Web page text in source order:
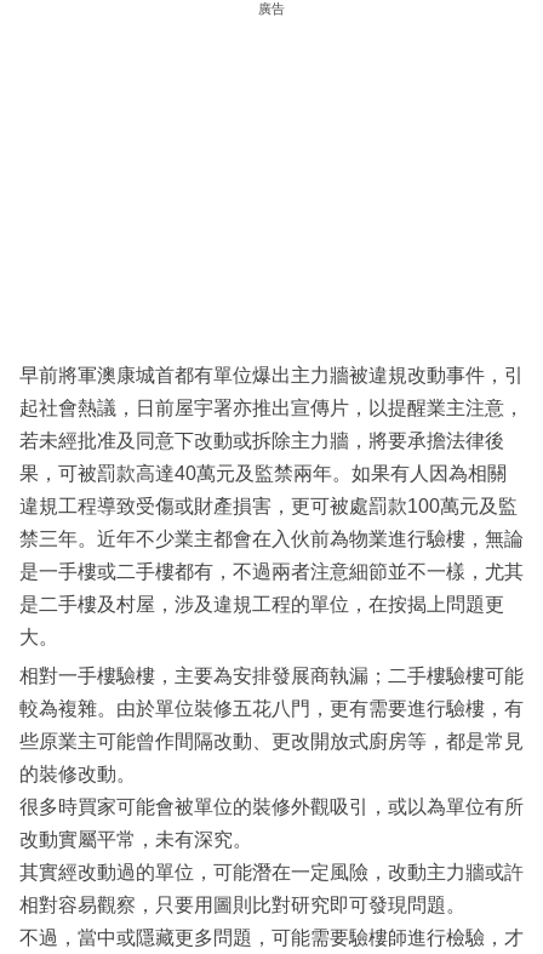
區
廣告
早前將軍澳康城首都有單位爆出主力牆被違規改動事件，引
起社會熱議，日前屋宇署亦推出宣傳片，以提醒業主注意，
若未經批准及同意下改動或拆除主力牆，將要承擔法律後
果，可被罰款高達40萬元及監禁兩年。如果有人因為相關
違規工程導致受傷或財產損害，更可被處罰款100萬元及監
禁三年。近年不少業主都會在入伙前為物業進行驗樓，無論
是一手樓或二手樓都有，不過兩者注意細節並不一樣，尤其
是二手樓及村屋，涉及違規工程的單位，在按揭上問題更
大。
相對一手樓驗樓，主要為安排發展商執漏；二手樓驗樓可能
較為複雜。由於單位裝修五花八門，更有需要進行驗樓，有
些原業主可能曾作間隔改動、更改開放式廚房等，都是常見
的裝修改動。
很多時買家可能會被單位的裝修外觀吸引，或以為單位有所
改動實屬平常，未有深究。
其實經改動過的單位，可能潛在一定風險，改動主力牆或許
相對容易觀察，只要用圖則比對研究即可發現問題。
不過，當中或隱藏更多問題，可能需要驗樓師進行檢驗，才